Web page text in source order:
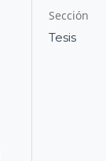
Sección
Tesis